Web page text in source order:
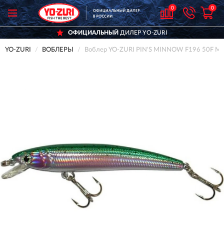
0 0
ОФИЦИАЛЬНЫЙДИЛЕР YO-ZURI
YO-ZURI ВОБЛЕРЫ Воблер YO-ZURI PIN'S MINNOW F196 50F